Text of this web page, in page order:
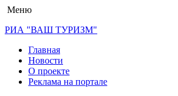
Меню
РИА "ВАШ ТУРИЗМ"
Главная
Новости
О проекте
Реклама на портале